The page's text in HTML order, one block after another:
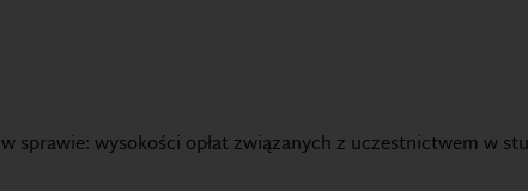
w sprawie: wysokości opłat związanych z uczestnictwem w